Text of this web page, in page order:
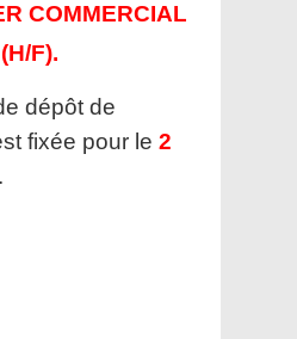
COMMERCIAL
(H/F).
dépôt de
fixée pour le 2
.